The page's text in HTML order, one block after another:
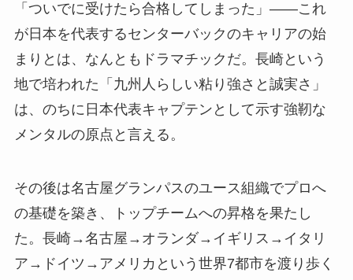
「ついでに受けたら合格してしまった」——これ
が日本を代表するセンターバックのキャリアの始
まりとは、なんともドラマチックだ。長崎という
地で培われた「九州人らしい粘り強さと誠実さ」
は、のちに日本代表キャプテンとして示す強靭な
メンタルの原点と言える。
その後は名古屋グランパスのユース組織でプロへ
の基礎を築き、トップチームへの昇格を果たし
た。長崎→名古屋→オランダ→イギリス→イタリ
ア→ドイツ→アメリカという世界7都市を渡り歩く